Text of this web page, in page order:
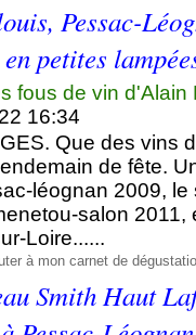
Pessac-
petites
fous de vin d'Alain
16:34
Que des vins
de fête.
léognan 2009,
salon 2011,
Loire......
à mon carnet de
Smith Haut